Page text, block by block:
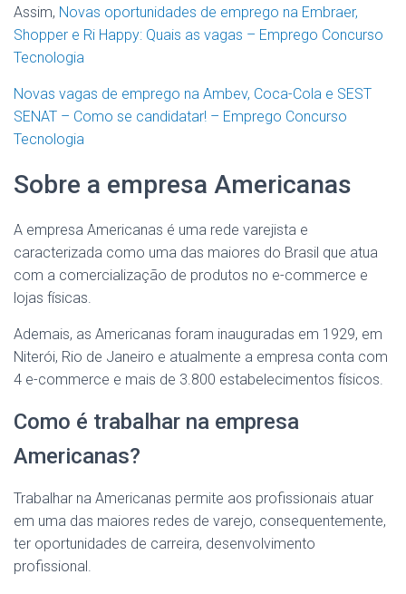
Assim, Novas oportunidades de emprego na Embraer,
Shopper e Ri Happy: Quais as vagas – Emprego Concurso
Tecnologia
Novas vagas de emprego na Ambev, Coca-Cola e SEST
SENAT – Como se candidatar! – Emprego Concurso
Tecnologia
Sobre a empresa Americanas
A empresa Americanas é uma rede varejista e
caracterizada como uma das maiores do Brasil que atua
com a comercialização de produtos no e-commerce e
lojas físicas.
Ademais, as Americanas foram inauguradas em 1929, em
Niterói, Rio de Janeiro e atualmente a empresa conta com
4 e-commerce e mais de 3.800 estabelecimentos físicos.
Como é trabalhar na empresa
Americanas?
Trabalhar na Americanas permite aos profissionais atuar
em uma das maiores redes de varejo, consequentemente,
ter oportunidades de carreira, desenvolvimento
profissional.